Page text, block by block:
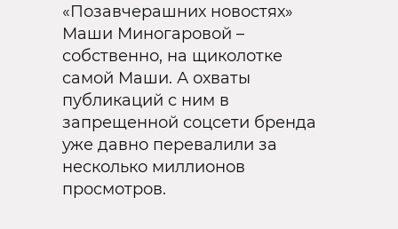
«Позавчерашних новостях»
Маши Миногаровой –
собственно, на щиколотке
самой Маши. А охваты
публикаций с ним в
запрещенной соцсети бренда
уже давно перевалили за
несколько миллионов
просмотров.